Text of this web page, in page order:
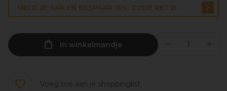
MELD JE AAN EN BESPAAR 15%: CODE RET15
In winkelmandje
Voeg toe aan je shoppinglist